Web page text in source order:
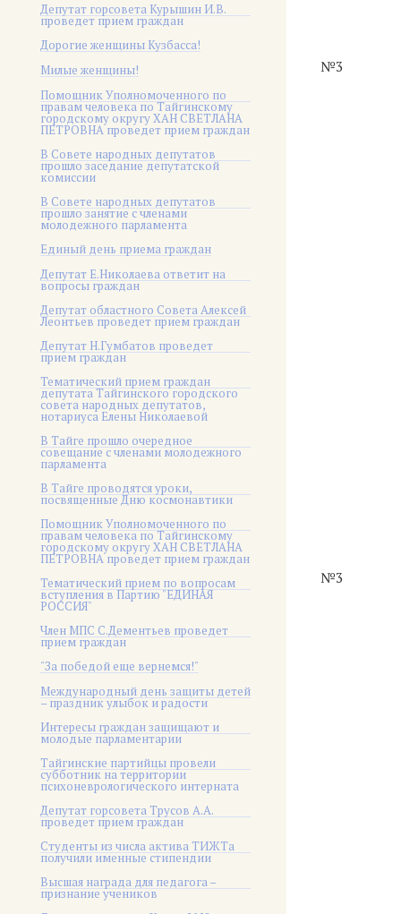
Депутат горсовета Курышин И.В.
проведет прием граждан
Дорогие женщины Кузбасса!
Милые женщины!
Помощник Уполномоченного по
правам человека по Тайгинскому
городскому округу ХАН СВЕТЛАНА
ПЕТРОВНА проведет прием граждан
В Совете народных депутатов
прошло заседание депутатской
комиссии
В Совете народных депутатов
прошло занятие с членами
молодежного парламента
Единый день приема граждан
Депутат Е.Николаева ответит на
вопросы граждан
Депутат областного Совета Алексей
Леонтьев проведет прием граждан
Депутат Н.Гумбатов проведет
прием граждан
Тематический прием граждан
депутата Тайгинского городского
совета народных депутатов,
нотариуса Елены Николаевой
В Тайге прошло очередное
совещание с членами молодежного
парламента
В Тайге проводятся уроки,
посвященные Дню космонавтики
Помощник Уполномоченного по
правам человека по Тайгинскому
городскому округу ХАН СВЕТЛАНА
ПЕТРОВНА проведет прием граждан
Тематический прием по вопросам
вступления в Партию "ЕДИНАЯ
РОССИЯ"
Член МПС С.Дементьев проведет
прием граждан
"За победой еще вернемся!"
Международный день защиты детей
– праздник улыбок и радости
Интересы граждан защищают и
молодые парламентарии
Тайгинские партийцы провели
субботник на территории
психоневрологического интерната
Депутат горсовета Трусов А.А.
проведет прием граждан
Студенты из числа актива ТИЖТа
получили именные стипендии
Высшая награда для педагога –
признание учеников
№3
№3